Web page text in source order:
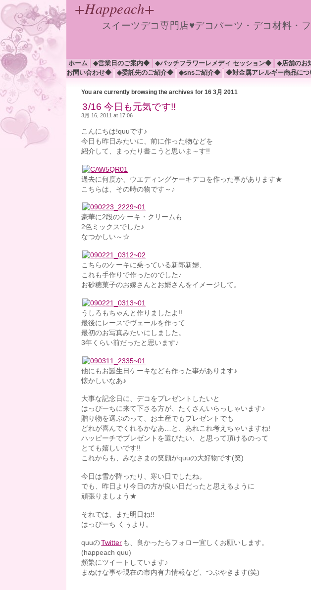
+Happeach+
スイーツデコ専門店♥デコパーツ・デコ材料・
ホーム ◆営業日のご案内◆ ◆バッチフラワーレメディ セッション◆ ◆店舗のお
お問い合わせ◆
◆委託先のご紹介◆ ◆snsご紹介◆ ◆対金属アレルギー商品に
You are currently browsing the archives for 16 3月 2011
3/16 今日も元気です!!
3月 16, 2011 at 17:06
こんにちは!quuです♪
今日も昨日みたいに、前に作った物などを
紹介して、まったり書こうと思いま～す!!
過去に何度か、ウエディングケーキデコを作った事があります★
こちらは、その時の物です～♪
豪華に2段のケーキ・クリームも
2色ミックスでした♪
なつかしい～☆
こちらのケーキに乗っている新郎新婦、
これも手作りで作ったのでした♪
お砂糖菓子のお嫁さんとお婿さんをイメージして。
うしろもちゃんと作りましたよ!!
最後にレースでヴェールを作って
最初のお写真みたいにしました。
3年くらい前だったと思います♪
他にもお誕生日ケーキなども作った事があります♪
懐かしいなあ♪
大事な記念日に、デコをプレゼントしたいと
はっぴーちに来て下さる方が、たくさんいらっしゃいます♪
贈り物を選ぶのって、お土産でもプレゼントでも
どれが喜んでくれるかなあ…と、あれこれ考えちゃいますね!
ハッピーチでプレゼントを選びたい、と思って頂けるのって
とても嬉しいです!!
これからも、みなさまの笑顔がquuの大好物です(笑)
今日は雪が降ったり、寒い日でしたね。
でも、昨日より今日の方が良い日だったと思えるように
頑張りましょう★
それでは、また明日ね!!
はっぴーち くぅより。
quuのTwitter も、良かったらフォロー宜しくお願いします。
(happeach quu)
頻繁にツイートしています♪
まぬけな事や現在の市内有力情報など、つぶやきます(笑)